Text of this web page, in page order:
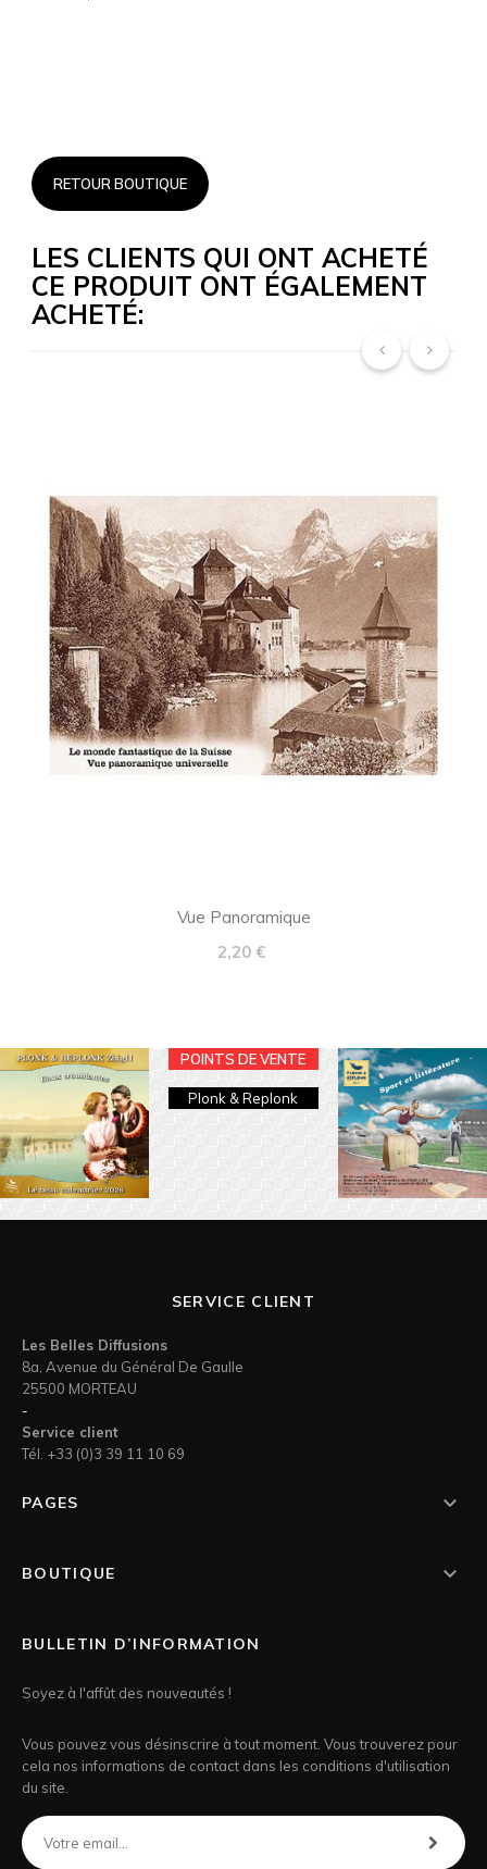
RETOUR BOUTIQUE
LES CLIENTS QUI ONT ACHETÉ
CE PRODUIT ONT ÉGALEMENT
ACHETÉ:
Vue Panoramique
Prix
2,20 €
POINTS DE VENTE
Plonk & Replonk
SERVICE CLIENT
Les Belles Diffusions
8a, Avenue du Général De Gaulle
25500 MORTEAU
-
Service client
Tél. +33 (0)3 39 11 10 69
PAGES 
BOUTIQUE 
BULLETIN D’INFORMATION
Soyez à l'affût des nouveautés !
Vous pouvez vous désinscrire à tout moment. Vous trouverez pour
cela nos informations de contact dans les conditions d'utilisation
du site.